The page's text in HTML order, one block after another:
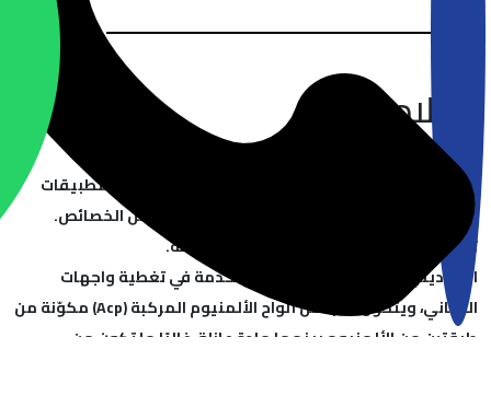
الكلادينج:
ألواح مصنوعة من الألمنيوم تُستخدم في العديد من التطبيقات
مثل واجهات المباني والمطابخ، وتمتاز بالعديد من الخصائص.
توفّرها فازة بألوان متعددة وأشكال متنوعة.
الكلادينج هو نوع من المواد المستخدمة في تغطية واجهات
المباني، ويتكون غالبًا من ألواح الألمنيوم المركبة (Acp) مكوّنة من
طبقتين من الألمنيوم بينهما مادة عازلة، غالبًا ما تكون من